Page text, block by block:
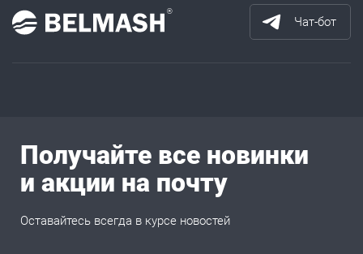
Чат-бот
Получайте все новинки
и акции на почту
Оставайтесь всегда в курсе новостей